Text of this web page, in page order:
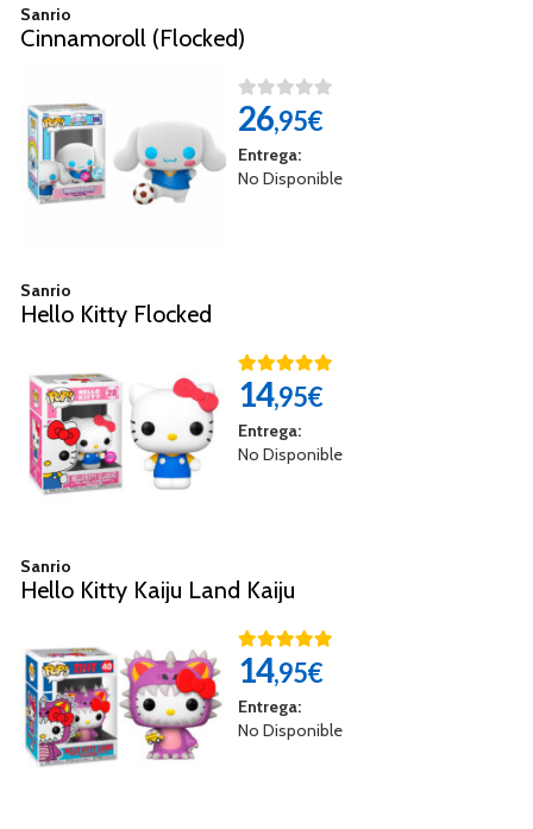
Sanrio
Cinnamoroll (Flocked)
26,95€
Entrega:
No Disponible
Sanrio
Hello Kitty Flocked
14,95€
Entrega:
No Disponible
Sanrio
Hello Kitty Kaiju Land Kaiju
14,95€
Entrega:
No Disponible